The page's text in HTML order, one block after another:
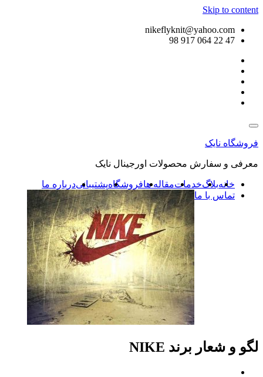
Skip to content
nikeflyknit@yahoo.com
47 22 064 917 98
فروشگاه نایک
معرفی و سفارش محصولات اورجینال نایک
خانهبلاگخدماتمقاله هافروشگاهپشتیبانیدرباره ما
تماس با ما
لگو و شعار برند NIKE